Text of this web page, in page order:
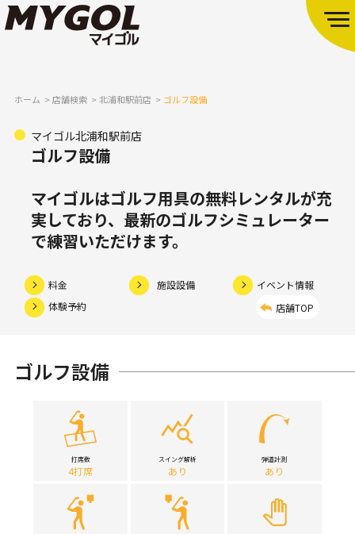
ホーム 店舗検索 北浦和駅前店 ゴルフ設備
マイゴル北浦和駅前店
ゴルフ設備
マイゴルはゴルフ用具の無料レンタルが充
実しており、 最新のゴルフシミュレーター
で練習いただけます。
料金 施設設備
イベント情報
体験予約
店舗TOP
ゴルフ設備
打席数
4打席
スイング解析
あり
弾道計測
あり